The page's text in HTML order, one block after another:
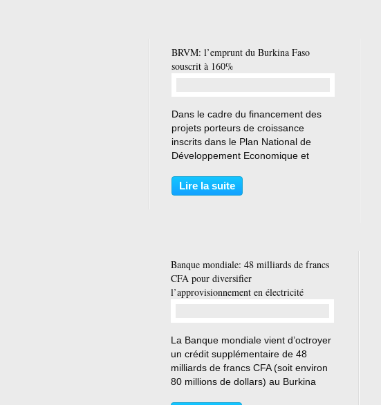
BRVM: l’emprunt du Burkina Faso
souscrit à 160%
Dans le cadre du financement des
projets porteurs de croissance
inscrits dans le Plan National de
Développement Economique et
Faso a mandaté la SGI Coris Bourse
en qualité d’arrangeur et Chef de file
Lire la suite
Banque mondiale: 48 milliards de francs
CFA pour diversifier
l’approvisionnement en électricité
La Banque mondiale vient d’octroyer
un crédit supplémentaire de 48
milliards de francs CFA (soit environ
80 millions de dollars) au Burkina